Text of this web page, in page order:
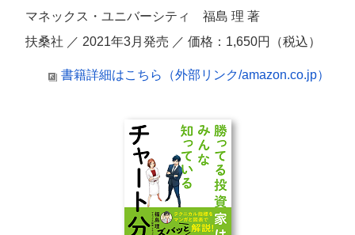
マネックス・ユニバーシティ 福島 理 著
扶桑社 ／ 2021年3月発売 ／ 価格：1,650円（税込）
書籍詳細はこちら（外部リンク/amazon.co.jp）